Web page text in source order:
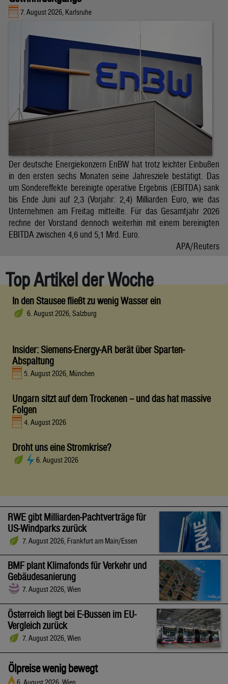
7. August 2026, Karlsruhe
Der deutsche Energiekonzern EnBW hat trotz leichter Einbußen
in den ersten sechs Monaten seine Jahresziele bestätigt. Das
um Sondereffekte bereinigte operative Ergebnis (EBITDA) sank
bis Ende Juni auf 2,3 (Vorjahr: 2,4) Milliarden Euro, wie das
Unternehmen am Freitag mitteilte. Für das Gesamtjahr 2026
rechne der Vorstand dennoch weiterhin mit einem bereinigten
EBITDA zwischen 4,6 und 5,1 Mrd. Euro.
APA/Reuters
Top Artikel der Woche
In den Stausee fließt zu wenig Wasser ein
6. August 2026, Salzburg
Insider: Siemens-Energy-AR berät über Sparten-
Abspaltung
5. August 2026, München
Ungarn sitzt auf dem Trockenen – und das hat massive
Folgen
4. August 2026
Droht uns eine Stromkrise?
6. August 2026
RWE gibt Milliarden-Pachtverträge für
US-Windparks zurück
7. August 2026, Frankfurt am Main/Essen
BMF plant Klimafonds für Verkehr und
Gebäudesanierung
7. August 2026, Wien
Österreich liegt bei E-Bussen im EU-
Vergleich zurück
7. August 2026, Wien
Ölpreise wenig bewegt